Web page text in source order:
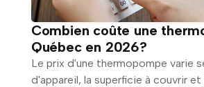
Combien coûte une
Québec en 2026?
Le prix d'une thermopompe varie
d'appareil, la superficie à couvrir